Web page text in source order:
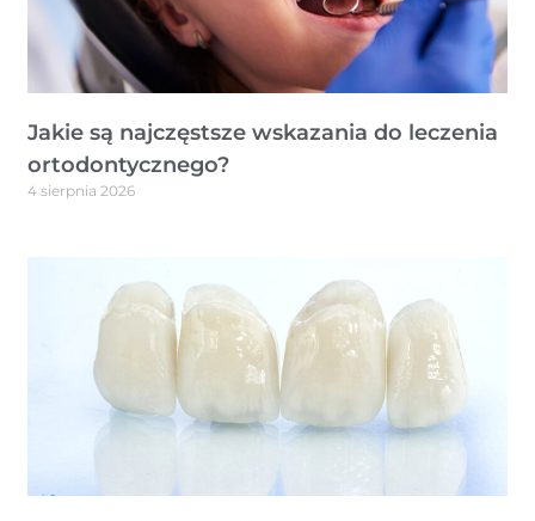
Jakie są najczęstsze wskazania do leczenia
ortodontycznego?
4 sierpnia 2026